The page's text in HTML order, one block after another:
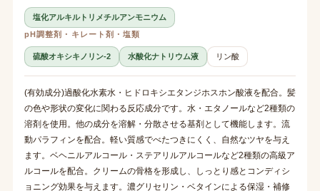
塩化アルキルトリメチルアンモニウム
pH調整剤・キレート剤・塩類
硫酸オキシキノリン-2 水酸化ナトリウム液 リン酸
(有効成分)過酸化水素水・ヒドロキシエタンジホスホン酸液を配合。髪
の色や形状の変化に関わる反応成分です。水・エタノールなど2種類の
溶剤を使用。他の成分を溶解・分散させる基剤として機能します。流
動パラフィンを配合。軽い質感でべたつきにくく、自然なツヤを与え
ます。ベヘニルアルコール・ステアリルアルコールなど2種類の高級ア
ルコールを配合。クリームの骨格を形成し、しっとり感とコンディシ
ョニング効果を与えます。濃グリセリン・ベタインによる保湿・補修